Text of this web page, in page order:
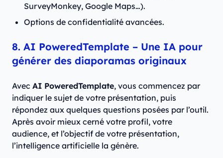
SurveyMonkey, Google Maps…).
Options de confidentialité avancées.
8. AI PoweredTemplate – Une IA pour
générer des diaporamas originaux
Avec AI PoweredTemplate, vous commencez par
indiquer le sujet de votre présentation, puis
répondez aux quelques questions posées par l’outil.
Après avoir mieux cerné votre profil, votre
audience, et l’objectif de votre présentation,
l’intelligence artificielle la génère.